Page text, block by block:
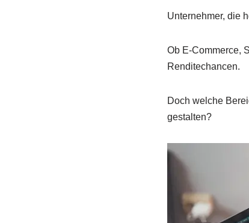
Unternehmer, die
Ob E-Commerce,
Renditechancen.
Doch welche
gestalten?